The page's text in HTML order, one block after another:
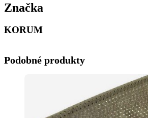
Značka
KORUM
Podobné produkty